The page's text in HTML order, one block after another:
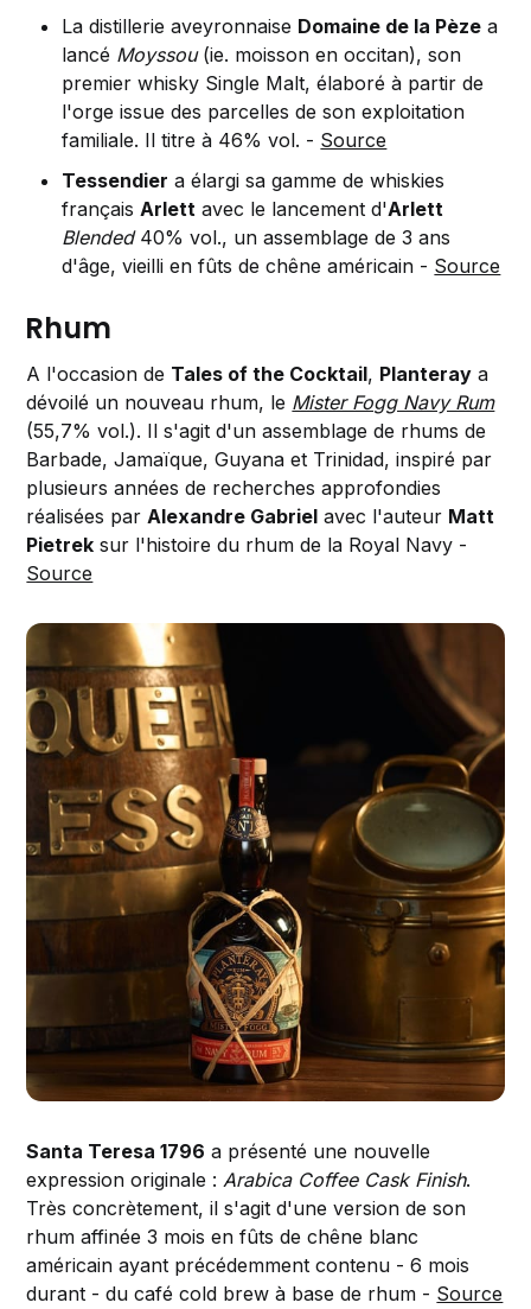
La distillerie aveyronnaise Domaine de la Pèze a
lancé Moyssou(ie. moisson en occitan), son
premier whisky Single Malt, élaboré à partir de
l'orge issue des parcelles de son exploitation
familiale. Il titre à 46% vol. - Source
Tessendier a élargi sa gamme de whiskies
français Arlett avec le lancement d'Arlett
Blended40% vol., un assemblage de 3 ans
d'âge, vieilli en fûts de chêne américain - Source
Rhum
A l'occasion de Tales of the Cocktail, Planteray a
dévoilé un nouveau rhum, le Mister Fogg Navy Rum
(55,7% vol.). Il s'agit d'un assemblage de rhums de
Barbade, Jamaïque, Guyana et Trinidad, inspiré par
plusieurs années de recherches approfondies
réalisées par Alexandre Gabriel avec l'auteur Matt
Pietrek sur l'histoire du rhum de la Royal Navy -
Source
Santa Teresa 1796 a présenté une nouvelle
expression originale :Arabica Coffee Cask Finish.
Très concrètement, il s'agit d'une version de son
rhum affinée 3 mois en fûts de chêne blanc
américain ayant précédemment contenu - 6 mois
durant - du café cold brew à base de rhum - Source